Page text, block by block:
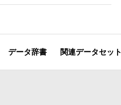
データ辞書 関連データセッ